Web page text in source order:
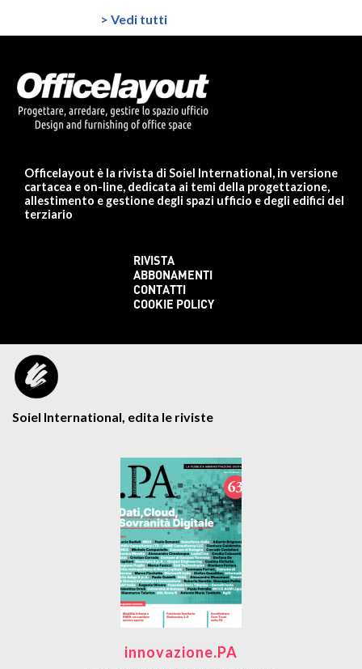
> Vedi tutti
Officelayout è la rivista di Soiel International, in versione
cartacea e on-line, dedicata ai temi della progettazione,
allestimento e gestione degli spazi ufficio e degli edifici del
terziario
RIVISTA
ABBONAMENTI
CONTATTI
COOKIE POLICY
Soiel International, edita le riviste
innovazione.PA